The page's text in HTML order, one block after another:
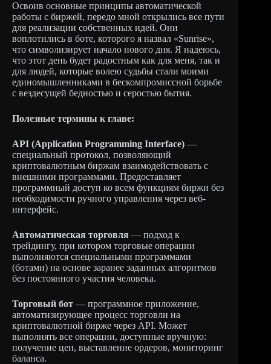
Освоив основные принципы автоматической
работы с биржей, передо мной открылись все пути
для реализации собственных идей. Они
воплотились в боте, которого я назвал «Sunrise»,
что символизирует начало нового дня. Я надеюсь,
что этот день будет радостным как для меня, так и
для людей, которые волею судьбы стали моими
единомышленниками в бескомпромиссной борьбе
с вездесущей бедностью и серостью бытия.
Полезные термины к главе:
API (Application Programming Interface) —
специальный протокол, позволяющий
криптовалютным биржам взаимодействовать с
внешними программами. Предоставляет
программный доступ ко всем функциям биржи без
необходимости ручного управления через веб-
интерфейс.
Автоматическая торговля — подход к
трейдингу, при котором торговые операции
выполняются специальными программами
(ботами) на основе заранее заданных алгоритмов
без постоянного участия человека.
Торговый бот — программное приложение,
автоматизирующее процесс торговли на
криптовалютной бирже через API. Может
выполнять все операции, доступные вручную:
получение цен, выставление ордеров, мониторинг
баланса.